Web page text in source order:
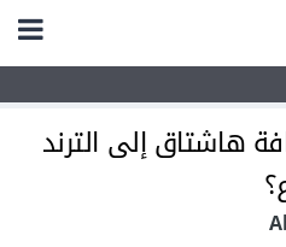
هاشتاق إلى الترند